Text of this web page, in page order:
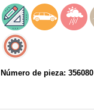
Número de pieza: 356080